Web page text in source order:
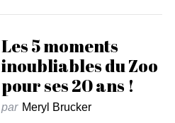
Les 5 moments
inoubliables du Zoo
pour ses 20 ans !
par Meryl Brucker